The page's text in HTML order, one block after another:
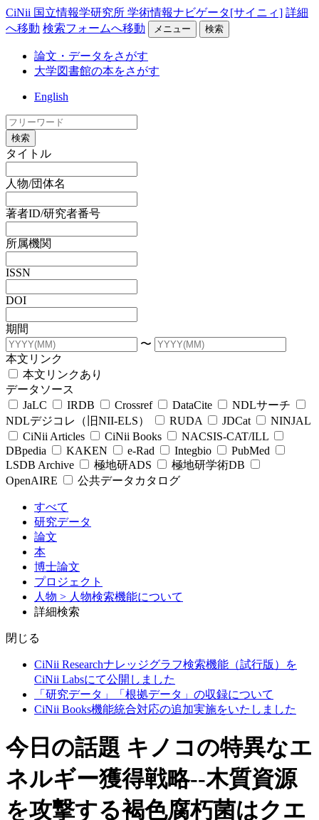
CiNii 国立情報学研究所 学術情報ナビゲータ[サイニィ] 詳細
へ移動 検索フォームへ移動 メニュー 検索
論文・データをさがす
大学図書館の本をさがす
English
検索
タイトル
人物/団体名
著者ID/研究者番号
所属機関
ISSN
DOI
期間
〜
本文リンク
本文リンクあり
データソース
JaLC
IRDB Crossref DataCite
NDLサーチ
NDLデジコレ（旧NII-ELS）
RUDA JDCat
NINJAL
CiNii Articles
CiNii Books
NACSIS-CAT/ILL
DBpedia
KAKEN e-Rad Integbio
PubMed
LSDB Archive
極地研ADS
極地研学術DB
OpenAIRE
公共データカタログ
すべて
研究データ
論文
本
博士論文
プロジェクト
人物 > 人物検索機能について
詳細検索
閉じる
CiNii Researchナレッジグラフ検索機能（試行版）を
CiNii Labsにて公開しました
「研究データ」「根拠データ」の収録について
CiNii Books機能統合対応の追加実施をいたしました
今日の話題 キノコの特異なエ
ネルギー獲得戦略--木質資源
を攻撃する褐色腐朽菌はクエ